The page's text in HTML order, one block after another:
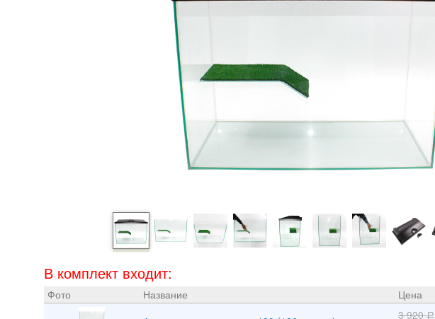
В комплект входит:
Фото Название Цена
3 920Р